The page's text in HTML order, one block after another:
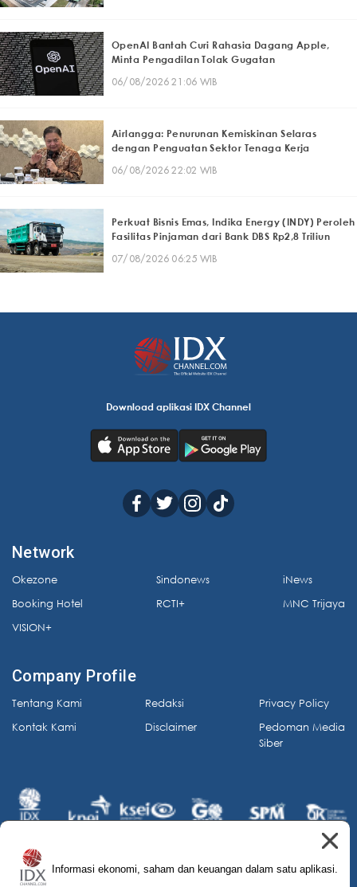
OpenAI Bantah Curi Rahasia Dagang Apple,
Minta Pengadilan Tolak Gugatan
06/08/2026 21:06 WIB
Airlangga: Penurunan Kemiskinan Selaras
dengan Penguatan Sektor Tenaga Kerja
06/08/2026 22:02 WIB
Perkuat Bisnis Emas, Indika Energy (INDY) Peroleh
Fasilitas Pinjaman dari Bank DBS Rp2,8 Triliun
07/08/2026 06:25 WIB
Download aplikasi IDX Channel
Network
Okezone
Booking Hotel
VISION+
Sindonews
RCTI+
iNews
MNC Trijaya
Company Profile
Tentang Kami
Kontak Kami
Redaksi
Disclaimer
Privacy Policy
Pedoman Media
Siber
© 2026 IDX Channel. All Rights Reserved.
Informasi ekonomi, saham dan keuangan dalam satu aplikasi.